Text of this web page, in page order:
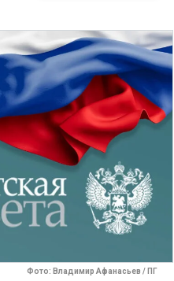
Фото: Владимир Афанасьев / ПГ